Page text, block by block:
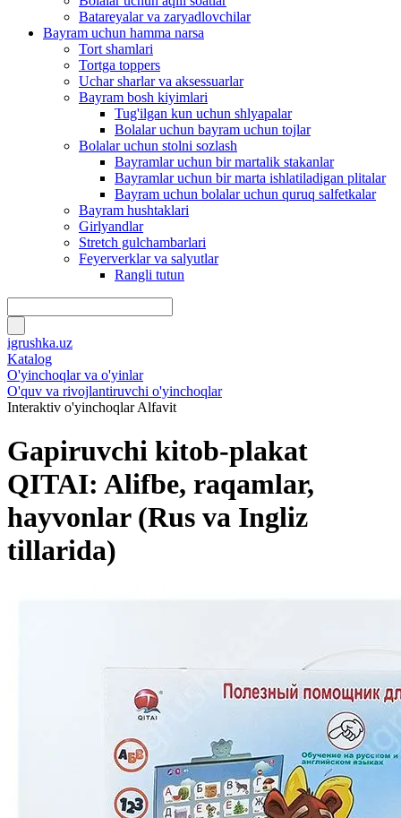
Batareyalar va zaryadlovchilar
Bayram uchun hamma narsa
Tort shamlari
Tortga toppers
Uchar sharlar va aksessuarlar
Bayram bosh kiyimlari
Tug'ilgan kun uchun shlyapalar
Bolalar uchun bayram uchun tojlar
Bolalar uchun stolni sozlash
Bayramlar uchun bir martalik stakanlar
Bayramlar uchun bir marta ishlatiladigan plitalar
Bayram uchun bolalar uchun quruq salfetkalar
Bayram hushtaklari
Girlyandlar
Stretch gulchambarlari
Feyerverklar va salyutlar
Rangli tutun
igrushka.uz
Katalog
O'yinchoqlar va o'yinlar
O'quv va rivojlantiruvchi o'yinchoqlar
Interaktiv o'yinchoqlar Alfavit
Gapiruvchi kitob-plakat
QITAI: Alifbe, raqamlar,
hayvonlar (Rus va Ingliz
tillarida)